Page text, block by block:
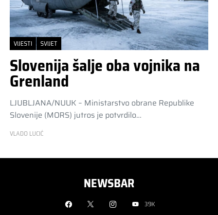
VIJESTI SVIJET
Slovenija šalje oba vojnika na
Grenland
LJUBLJANA/NUUK – Ministarstvo obrane Republike
Slovenije (MORS) jutros je potvrdilo…
VLADO LUCIĆ
NEWSBAR
39K